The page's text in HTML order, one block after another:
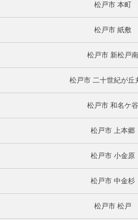
松戸市 本町
松戸市 紙敷
松戸市 新松戸南
松戸市 二十世紀が丘
松戸市 和名ケ谷
松戸市 上本郷
松戸市 小金原
松戸市 中金杉
松戸市 松戸